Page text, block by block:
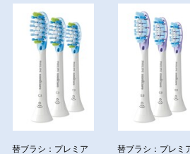
替ブラシ：プレミア
替ブラシ：プレミ